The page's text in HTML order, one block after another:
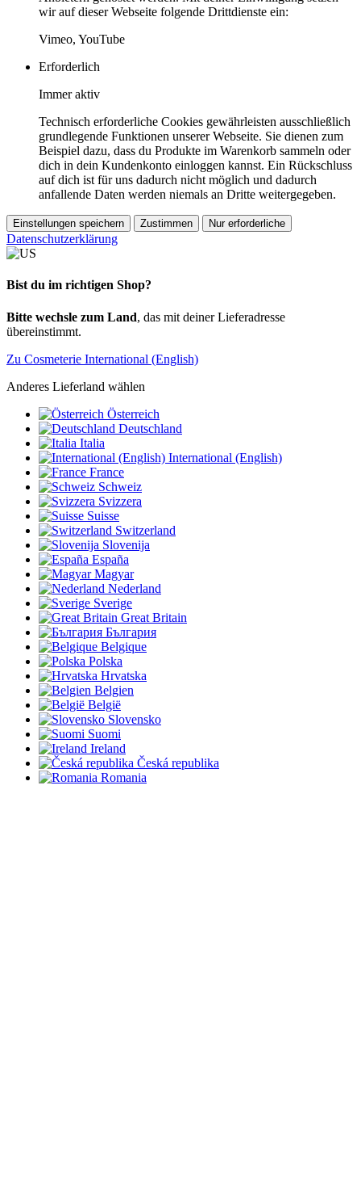
wir auf dieser Webseite folgende Drittdienste ein:
Vimeo, YouTube
Erforderlich
Immer aktiv
Technisch erforderliche Cookies gewährleisten ausschließlich
grundlegende Funktionen unserer Webseite. Sie dienen zum
Beispiel dazu, dass du Produkte im Warenkorb sammeln oder
dich in dein Kundenkonto einloggen kannst. Ein Rückschluss
auf dich ist für uns dadurch nicht möglich und dadurch
anfallende Daten werden niemals an Dritte weitergegeben.
Einstellungen speichern Zustimmen Nur erforderliche
Datenschutzerklärung
Bist du im richtigen Shop?
Bitte wechsle zum Land, das mit deiner Lieferadresse
übereinstimmt.
Zu Cosmeterie International (English)
Anderes Lieferland wählen
Österreich
Deutschland
Italia
International (English)
France
Schweiz
Svizzera
Suisse
Switzerland
Slovenija
España
Magyar
Nederland
Sverige
Great Britain
България
Belgique
Polska
Hrvatska
Belgien
België
Slovensko
Suomi
Ireland
Česká republika
Romania